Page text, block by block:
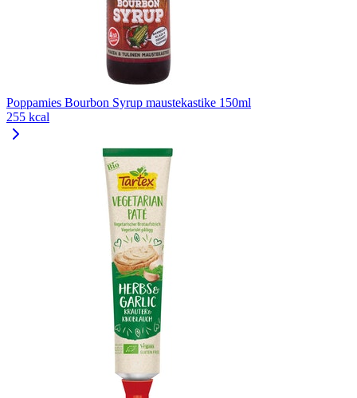
Poppamies Bourbon Syrup maustekastike 150ml
255 kcal